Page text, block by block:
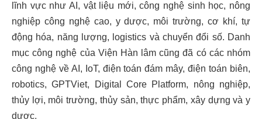
lĩnh vực như AI, vật liệu mới, công nghệ sinh học, nông
nghiệp công nghệ cao, y dược, môi trường, cơ khí, tự
động hóa, năng lượng, logistics và chuyển đổi số. Danh
mục công nghệ của Viện Hàn lâm cũng đã có các nhóm
công nghệ về AI, IoT, điện toán đám mây, điện toán biên,
robotics, GPTViet, Digital Core Platform, nông nghiệp,
thủy lợi, môi trường, thủy sản, thực phẩm, xây dựng và y
dược.